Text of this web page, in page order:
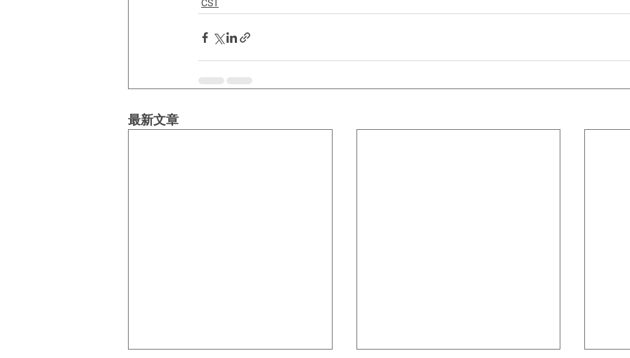
CST
最新文章